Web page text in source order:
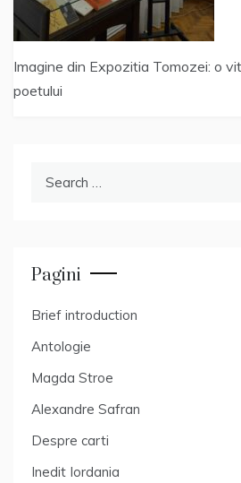
Imagine din Expozitia Tomozei: o
poetului
Pagini
Brief introduction
Antologie
Magda Stroe
Alexandre Safran
Despre carti
Inedit Iordania